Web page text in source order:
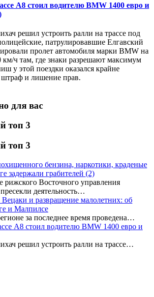
А8 стоил водителю BMW 1400 евро и
решил устроить ралли на трассе под
патрулировавшие Елгавский
пролет автомобиля марки BMW на
км/ч там, где знаки разрешают максимум
у этой поездки оказался крайне
и лишение прав.
для вас
топ 3
топ 3
бензина, наркотики, краденые
задержали грабителей (2)
рижского Восточного управления
деятельность…
и развращение малолетних: об
и Малпилсе
за последнее время проведена…
А8 стоил водителю BMW 1400 евро и
решил устроить ралли на трассе…